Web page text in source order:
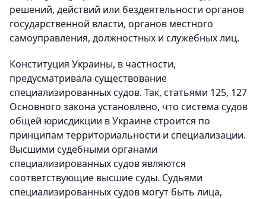
решений, действий или бездеятельности органов
государственной власти, органов местного
самоуправления, должностных и служебных лиц.
Конституция Украины, в частности,
предусматривала существование
специализированных судов. Так, статьями 125, 127
Основного закона установлено, что система судов
общей юрисдикции в Украине строится по
принципам территориальности и специализации.
Высшими судебными органами
специализированных судов являются
соответствующие высшие суды. Судьями
специализированных судов могут быть лица,